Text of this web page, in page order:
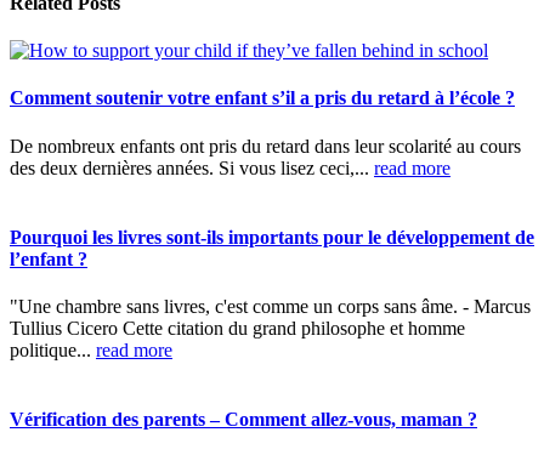
Comment soutenir votre enfant s’il a pris du retard à l’école ?
De nombreux enfants ont pris du retard dans leur scolarité au cours
des deux dernières années. Si vous lisez ceci,... read more
Pourquoi les livres sont-ils importants pour le développement de
l’enfant ?
"Une chambre sans livres, c'est comme un corps sans âme. - Marcus
Tullius Cicero Cette citation du grand philosophe et homme
politique... read more
Vérification des parents – Comment allez-vous, maman ?